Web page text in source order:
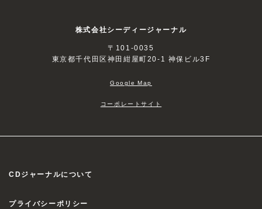
株式会社シーディージャーナル
〒101-0035
東京都千代田区神田紺屋町20-1 神保ビル3F
Google Map
コーポレートサイト
CDジャーナルについて
プライバシーポリシー